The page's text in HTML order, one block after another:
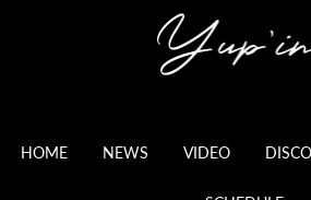
HOME NEWS VIDEO